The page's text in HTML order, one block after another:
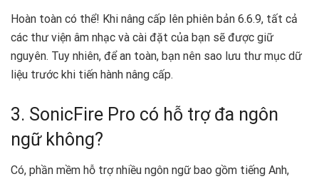
Hoàn toàn có thể! Khi nâng cấp lên phiên bản 6.6.9, tất cả
các thư viện âm nhạc và cài đặt của bạn sẽ được giữ
nguyên. Tuy nhiên, để an toàn, bạn nên sao lưu thư mục dữ
liệu trước khi tiến hành nâng cấp.
3. SonicFire Pro có hỗ trợ đa ngôn
ngữ không?
Có, phần mềm hỗ trợ nhiều ngôn ngữ bao gồm tiếng Anh,